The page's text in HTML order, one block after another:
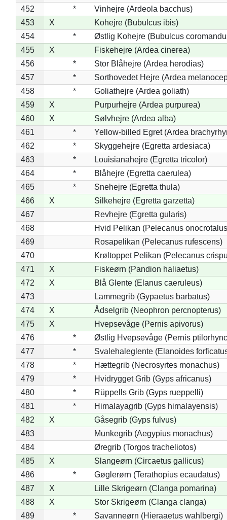
452
*
Vinhejre (Ardeola bacchus)
453
X
Kohejre (Bubulcus ibis)
454
*
Østlig Kohejre (Bubulcus
455
X
Fiskehejre (Ardea cinerea)
456
*
Stor Blåhejre (Ardea herodias)
457
*
Sorthovedet Hejre (Ardea
458
*
Goliathejre (Ardea goliath)
459
X
Purpurhejre (Ardea purpurea)
460
X
Sølvhejre (Ardea alba)
461
*
Yellow-billed Egret (Ardea
462
*
Skyggehejre (Egretta ardesiaca)
463
*
Louisianahejre (Egretta tricolor)
464
*
Blåhejre (Egretta caerulea)
465
*
Snehejre (Egretta thula)
466
X
Silkehejre (Egretta garzetta)
467
Revhejre (Egretta gularis)
468
Hvid Pelikan (Pelecanus
469
Rosapelikan (Pelecanus rufescens)
470
Krøltoppet Pelikan (Pelecanus
471
X
Fiskeørn (Pandion haliaetus)
472
X
Blå Glente (Elanus caeruleus)
473
Lammegrib (Gypaetus barbatus)
474
X
Ådselgrib (Neophron percnopterus)
475
X
Hvepsevåge (Pernis apivorus)
476
*
Østlig Hvepsevåge (Pernis
477
*
Svalehaleglente (Elanoides
478
*
Hættegrib (Necrosyrtes monachus)
479
*
Hvidrygget Grib (Gyps africanus)
480
*
Rüppells Grib (Gyps rueppelli)
481
*
Himalayagrib (Gyps himalayensis)
482
X
Gåsegrib (Gyps fulvus)
483
Munkegrib (Aegypius monachus)
484
Øregrib (Torgos tracheliotos)
485
X
Slangeørn (Circaetus gallicus)
486
*
Gøglerørn (Terathopius ecaudatus)
487
X
Lille Skrigeørn (Clanga pomarina)
488
X
Stor Skrigeørn (Clanga clanga)
489
* Savanneørn (Hieraaetus wahlbergi)